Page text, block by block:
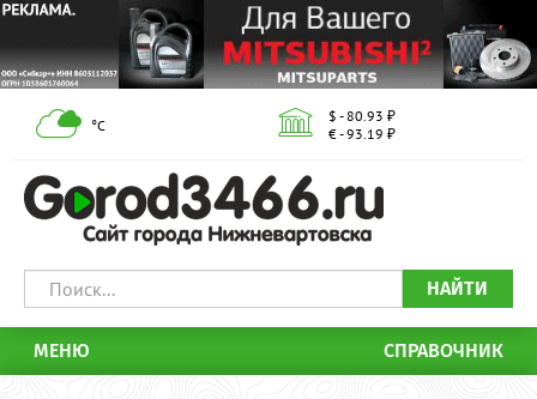
°С
$ - 80.93 ₽
€ - 93.19 ₽
НАЙТИ
МЕНЮ СПРАВОЧНИК